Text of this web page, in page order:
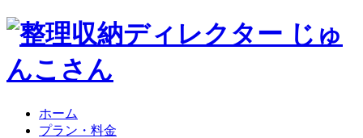
ホーム
プラン・料金